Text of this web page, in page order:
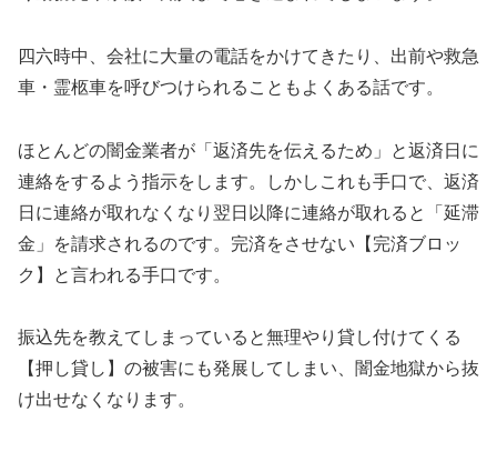
四六時中、会社に大量の電話をかけてきたり、出前や救急
車・霊柩車を呼びつけられることもよくある話です。
ほとんどの闇金業者が「返済先を伝えるため」と返済日に
連絡をするよう指示をします。しかしこれも手口で、返済
日に連絡が取れなくなり翌日以降に連絡が取れると「延滞
金」を請求されるのです。完済をさせない【完済ブロッ
ク】と言われる手口です。
振込先を教えてしまっていると無理やり貸し付けてくる
【押し貸し】の被害にも発展してしまい、闇金地獄から抜
け出せなくなります。